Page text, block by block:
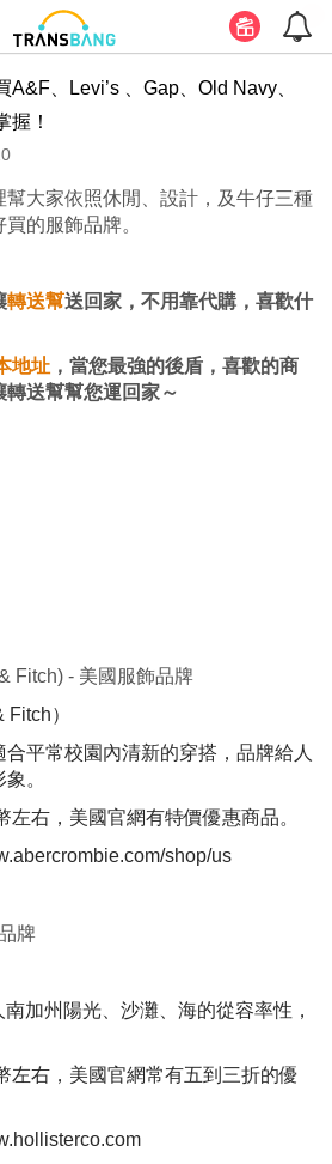
A&F、Levi’s 、Gap、Old Navy、
握！
幫大家依照休閒、設計，及牛仔三種
的服飾品牌。
轉送幫送回家，不用靠代購，喜歡什
地址 ，當您最強的後盾，喜歡的商
送幫幫您運回家～
Fitch）
平常校園內清新的穿搭，品牌給人
。
左右，美國官網有特價優惠商品。
shop/us
加州陽光、沙灘、海的從容率性，
左右，美國官網常有五到三折的優